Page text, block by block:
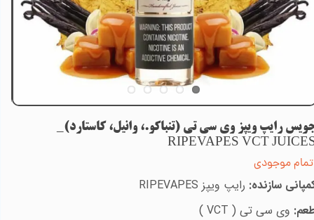
رایپ ویپز وی سی تی (تنباکو.، وانیل، کاستارد)_
RIPEVAPES VCT
موجودی
سازنده: رایپ ویپز RIPEVAPES
وی سی تی (VCT
)